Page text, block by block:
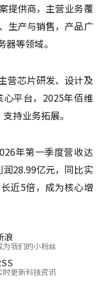
提供商，主营业务覆
生产与销售，产品广
等领域。
营芯片研发、设计及
平台，2025年佰维
持业务拓展。
年第一季度营收达
28.99亿元，同比实
近5倍，成为核心增
浪
为我们的小粉丝
时更新科技资讯